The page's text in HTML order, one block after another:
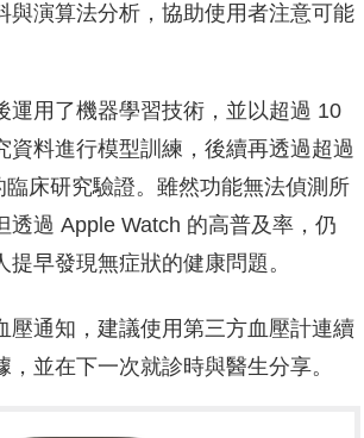
與演算法分析，協助使用者注意可能
運用了機器學習技術，並以超過 10
資料進行模型訓練，後續再透過超過
臨床研究驗證。雖然功能無法偵測所
透過 Apple Watch 的高普及率，仍
早發現無症狀的健康問題。
壓通知，建議使用第三方血壓計連續
，並在下一次就診時與醫生分享。